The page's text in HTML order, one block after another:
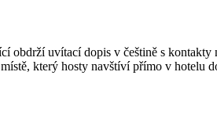
obdrží uvítací dopis v češtině s kontakty
místě, který hosty navštíví přímo v hotelu